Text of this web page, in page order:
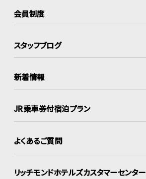
会員制度
スタッフブログ
新着情報
JR乗車券付宿泊プラン
よくあるご質問
リッチモンドホテルズカスタマーセンター